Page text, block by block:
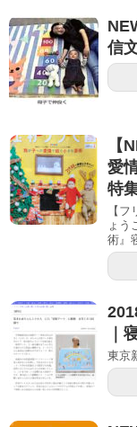
信
【
愛
特
【
ょう
術』
｜
東京